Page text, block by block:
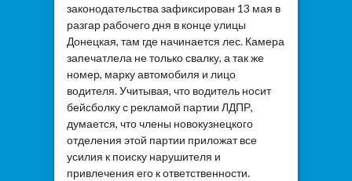
законодательства зафиксирован 13 мая в
разгар рабочего дня в конце улицы
Донецкая, там где начинается лес. Камера
запечатлела не только свалку, а так же
номер, марку автомобиля и лицо
водителя. Учитывая, что водитель носит
бейсболку с рекламой партии ЛДПР,
думается, что члены новокузнецкого
отделения этой партии приложат все
усилия к поиску нарушителя и
привлечения его к ответственности.